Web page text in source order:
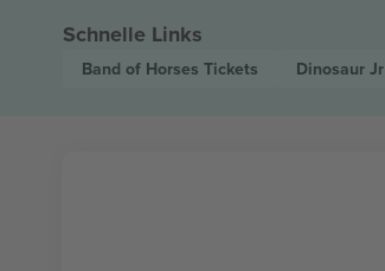
Schnelle Links
Band of Horses Tickets Dinosaur Jr